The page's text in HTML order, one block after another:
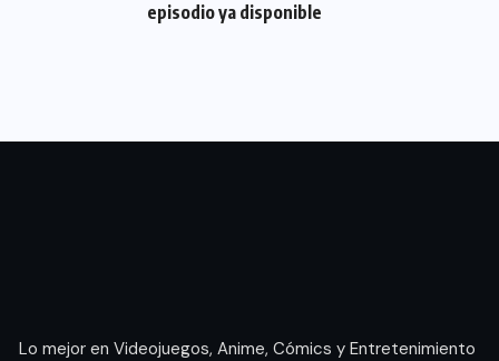
episodio ya disponible
Lo mejor en Videojuegos, Anime, Cómics y Entretenimiento